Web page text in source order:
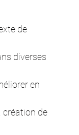
de
diverses
en
création de